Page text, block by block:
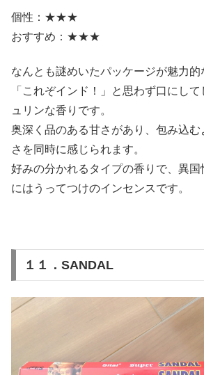
個性：★★★
おすすめ：★★★
なんとも謎めいたパッケージが魅力的
「これぞインド！」と思わず口にし
ュリンな香りです。
奥深く品のある甘さがあり、包み込
さを同時に感じられます。
好みの分かれるタイプの香りで、異国
にはうってつけのインセンスです。
１１．SANDAL